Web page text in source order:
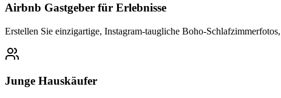
Airbnb Gastgeber für Erlebnisse
Erstellen Sie einzigartige, Instagram-taugliche Boho-
Junge Hauskäufer